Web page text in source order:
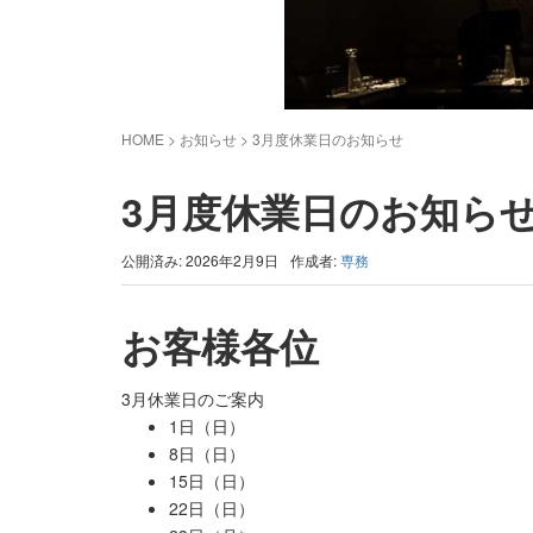
HOME > お知らせ > 3月度休業日のお知らせ
3月度休業日のお知ら
公開済み: 2026年2月9日 作成者:専務
お客様各位
3月休業日のご案内
1日（日）
8日（日）
15日（日）
22日（日）